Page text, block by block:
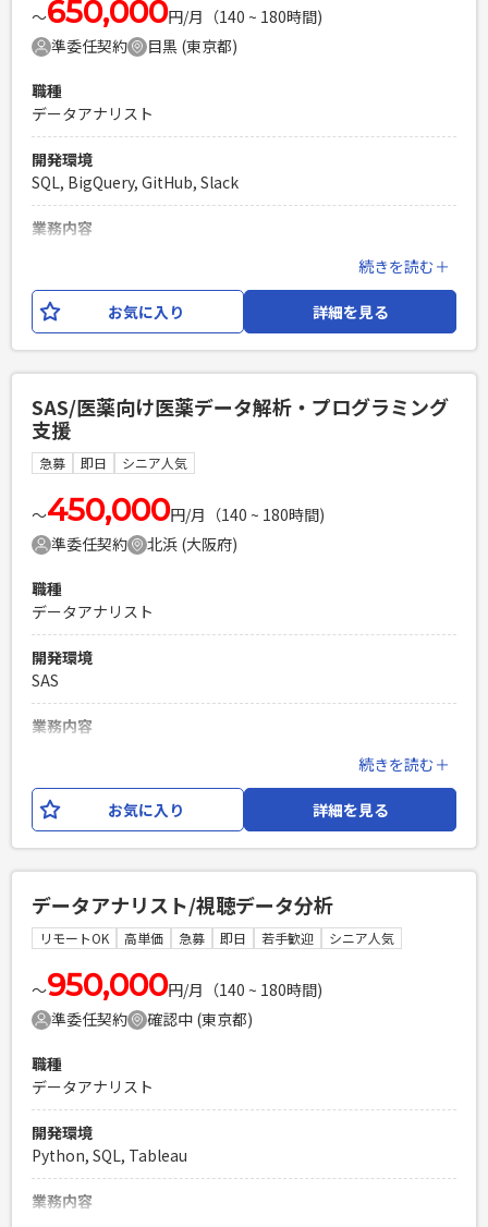
〜650,000円/月（140 ~ 180時間)
準委任契約
目黒 (東京都)
職種
データアナリスト
開発環境
SQL, BigQuery, GitHub, Slack
業務内容
ータアナリストとしてご参画頂きます。分析組織のプロジェ
クトマネージャーのもとで、以下業務にアサインされます。
・データ抽出（SQL） ・マーケティングデータ分析PDCAの仕
・バージョン管理：Github ・ETLツール：Trocco ・MAツー
ル：KARTEなど ・BIツール：Google Spread Sheet もしくは
Looker Studio ・コミュニケーション/タスク管理 : Slack,
Notion
必須スキル
・SQLによるデータ抽出・分析業務経験 2年以上 ・以下、いず
経験 - BIツールによるダッシュボード構築経験 - デジタル
マーケティング関連の業務経験 - DWH/データマートの設
計、構築経験
PHPを用いたWebサービスの開発経験4年以上
エンジニア複数人のチームでの開発経験
続きを読む＋
お気に入り 詳細を見る
SAS/医薬向け医薬データ解析・プログラミング
支援
急募 即日 シニア人気
〜450,000円/月（140 ~ 180時間)
準委任契約
北浜 (大阪府)
職種
データアナリスト
開発環境
SAS
業務内容
必須スキル
・SAS開発経験1年〜
PHPを用いたWebサービスの開発経験4年以上
Laravelを用いた開発経験1年以上
エンジニア複数人のチームでの開発経験
続きを読む＋
お気に入り 詳細を見る
データアナリスト/視聴データ分析
リモートOK 高単価 急募 即日 若手歓迎 シニア人気
〜950,000円/月（140 ~ 180時間)
準委任契約
確認中 (東京都)
職種
データアナリスト
開発環境
Python, SQL, Tableau
業務内容